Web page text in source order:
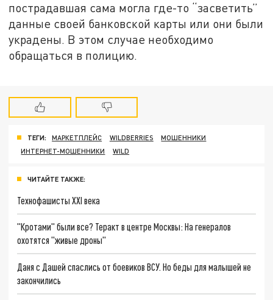
пострадавшая сама могла где-то “засветить”
данные своей банковской карты или они были
украдены. В этом случае необходимо
обращаться в полицию.
ТЕГИ: МАРКЕТПЛЕЙС WILDBERRIES
МОШЕННИКИ
ИНТЕРНЕТ-МОШЕННИКИ
WILD
ЧИТАЙТЕ ТАКЖЕ:
Технофашисты XXI века
"Кротами" были все? Теракт в центре Москвы: На генералов
охотятся "живые дроны"
Даня с Дашей спаслись от боевиков ВСУ. Но беды для малышей не
закончились